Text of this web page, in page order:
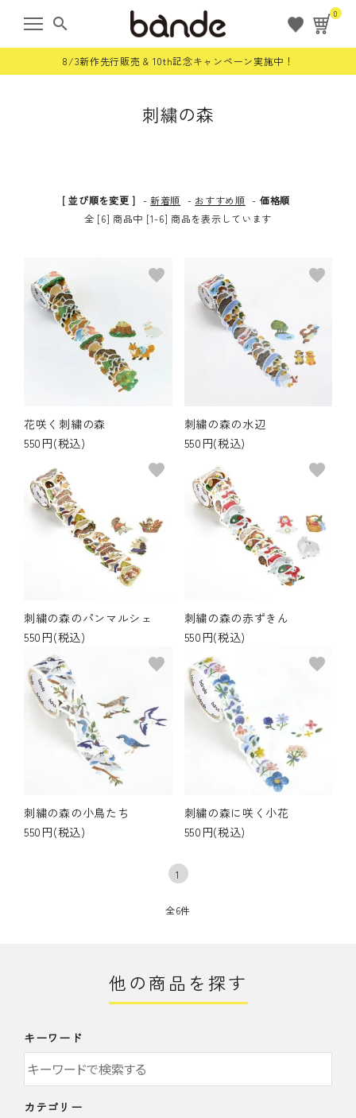
search
0
8/3新作先行販売 & 10th記念キャンペーン実施中！
すべての商品
ロールステッカー
bande stick
bandeってなに？
ご利用ガイド／よくあるご質問
お問い合わせ
マイページ
企業（法人）の皆様へ
刺繍の森
[ 並び順を変更 ] -新着順 - おすすめ順 - 価格順
全 [6] 商品中 [1-6] 商品を表示しています
花咲く刺繍の森
550円(税込)
favorite
刺繍の森の水辺
550円(税込)
favorite
刺繍の森のパンマルシェ
550円(税込)
favorite
刺繍の森の赤ずきん
550円(税込)
favorite
刺繍の森の小鳥たち
550円(税込)
favorite
刺繍の森に咲く小花
550円(税込)
favorite
1
全6件
他の商品を探す
キーワード
カテゴリー